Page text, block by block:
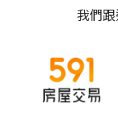
我們